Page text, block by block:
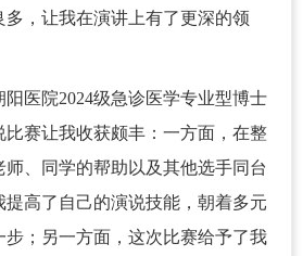
多，让我在演讲上有了更深的领
医院2024级急诊医学专业型博士
比赛让我收获颇丰：一方面，在整
、同学的帮助以及其他选手同台
高了自己的演说技能，朝着多元
步；另一方面，这次比赛给予了我